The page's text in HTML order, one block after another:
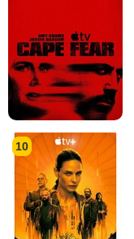
10